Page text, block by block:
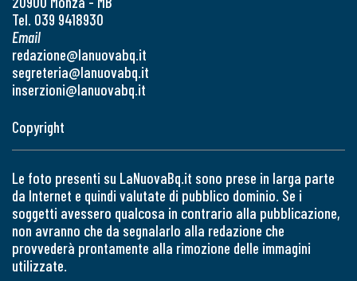
Tel. 039 9418930
Email
redazione@lanuovabq.it
segreteria@lanuovabq.it
inserzioni@lanuovabq.it
Copyright
Le foto presenti su LaNuovaBq.it sono prese in larga parte
da Internet e quindi valutate di pubblico dominio. Se i
soggetti avessero qualcosa in contrario alla pubblicazione,
non avranno che da segnalarlo alla redazione che
provvederà prontamente alla rimozione delle immagini
utilizzate.